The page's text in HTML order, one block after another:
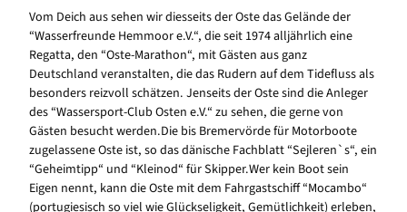
Vom Deich aus sehen wir diesseits der Oste das Gelände der
“Wasserfreunde Hemmoor e.V.“, die seit 1974 alljährlich eine
Regatta, den “Oste-Marathon“, mit Gästen aus ganz
Deutschland veranstalten, die das Rudern auf dem Tidefluss als
besonders reizvoll schätzen. Jenseits der Oste sind die Anleger
des “Wassersport-Club Osten e.V.“ zu sehen, die gerne von
Gästen besucht werden.Die bis Bremervörde für Motorboote
zugelassene Oste ist, so das dänische Fachblatt “Sejleren`s“, ein
“Geheimtipp“ und “Kleinod“ für Skipper.Wer kein Boot sein
Eigen nennt, kann die Oste mit dem Fahrgastschiff “Mocambo“
(portugiesisch so viel wie Glückseligkeit, Gemütlichkeit) erleben,